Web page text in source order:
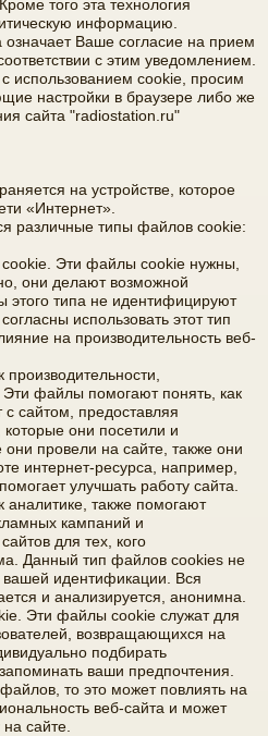
уа
ль
но
ди
ов
е
ан
"
Q
F.
S
U
ф
ор
ум
того эта технология
информацию.
означает Ваше согласие на прием
с этим уведомлением.
использованием cookie, просим
настройки в браузере либо же
сайта "radiostation.ru"
на устройстве, которое
«Интернет».
различные типы файлов cookie:
Эти файлы cookie нужны,
они делают возможной
этого типа не идентифицируют
использовать этот тип
на производительность веб-
файлы помогают понять, как
с сайтом, предоставляя
они посетили и
они провели на сайте, также они
интернет-ресурса, например,
улучшать работу сайта.
также помогают
кампаний и
для тех, кого
Данный тип файлов cookies не
идентификации. Вся
и анализируется, анонимна.
Эти файлы cookie служат для
возвращающихся на
подбирать
ваши предпочтения.
то это может повлиять на
веб-сайта и может
сайте.